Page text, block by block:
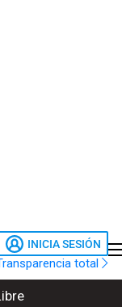
INICIA SESIÓN
total